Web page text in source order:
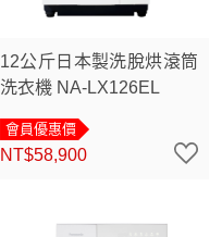
12公斤日本製洗脫烘滾筒
洗衣機 NA-LX126EL
會員優惠價
NT$58,900